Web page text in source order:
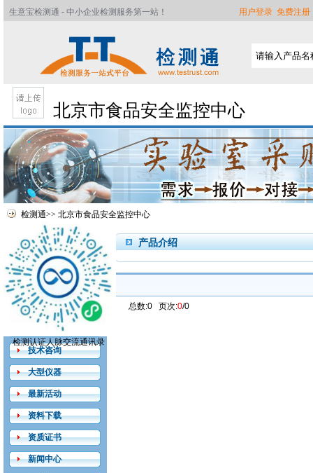
用户登录 免费注册
生意宝检测通 - 中小企业检测服务第一站！
北京市食品安全监控中心
检测通>> 北京市食品安全监控中心
首页
公司简介
服务介绍
检测认证
技术咨询
大型仪器
最新活动
资料下载
资质证书
新闻中心
检测认证人脉交流通讯录
产品介绍
总数:0 页次:0/0